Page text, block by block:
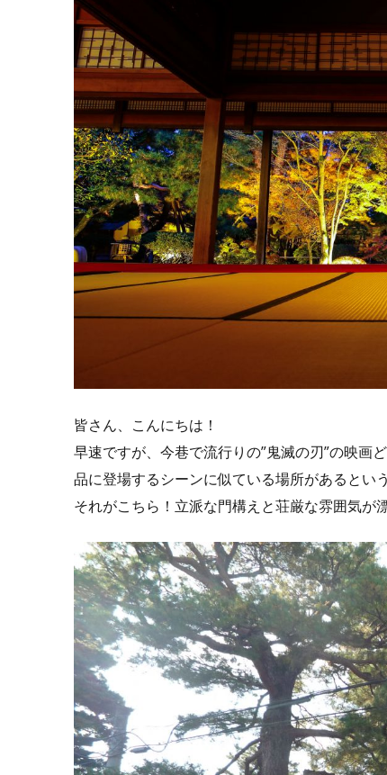
皆さん、こんにちは！
早速ですが、今巷で流行りの”鬼滅の刃”の映画
品に登場するシーンに似ている場所があるとい
それがこちら！立派な門構えと荘厳な雰囲気が